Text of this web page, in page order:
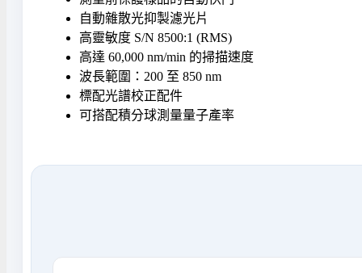
自動雜散光抑製濾光片
高靈敏度 S/N 8500:1 (RMS)
高達 60,000 nm/min 的掃描速度
波長範圍：200 至 850 nm
標配光譜校正配件
可搭配積分球測量量子產率